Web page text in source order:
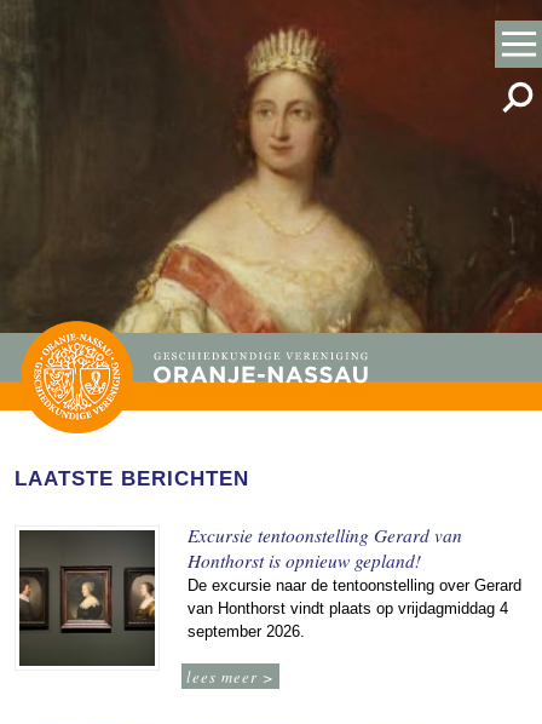
LAATSTE BERICHTEN
Excursie tentoonstelling Gerard van
Honthorst is opnieuw gepland!
De excursie naar de tentoonstelling over Gerard
van Honthorst vindt plaats op vrijdagmiddag 4
september 2026.
lees meer >